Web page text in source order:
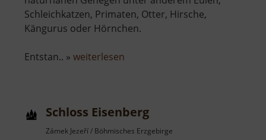
Schleichkatzen, Primaten, Otter, Hirsche,
Kängurus oder Hörnchen.
Entstan.. » weiterlesen
Schloss Eisenberg
Zámek Jezeří / Böhmisches Erzgebirge